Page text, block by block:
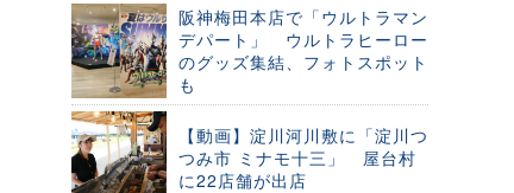
阪神梅田本店で「ウルトラマン
デパート」 ウルトラヒーロー
のグッズ集結、フォトスポット
も
【動画】淀川河川敷に「淀川つ
つみ市 ミナモ十三」 屋台村
に22店舗が出店